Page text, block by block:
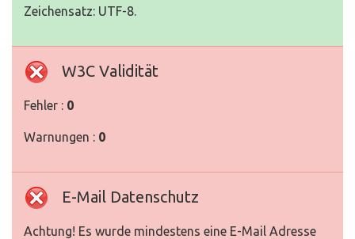
Zeichensatz: UTF-8.
W3C Validität
Fehler : 0
Warnungen : 0
E-Mail Datenschutz
Achtung! Es wurde mindestens eine E-Mail Adresse